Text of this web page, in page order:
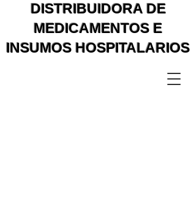
DISTRIBUIDORA DE
MEDICAMENTOS E
INSUMOS HOSPITALARIOS